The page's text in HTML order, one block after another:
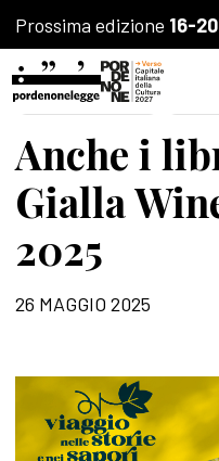
Prossima edizione 16-
LA FONDAZIONE
Anche i
Gialla
2025
26 MAGGIO 2025